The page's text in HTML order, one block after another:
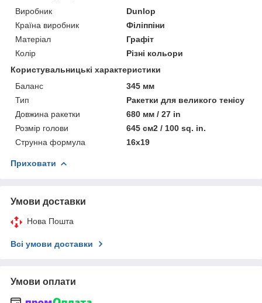
Виробник
Dunlop
Країна виробник
Філіппіни
Матеріал
Графіт
Колір
Різні кольори
Користувальницькі характеристики
Баланс
345 мм
Тип
Ракетки для великого тенісу
Довжина ракетки
680 мм / 27 in
Розмір голови
645 см2 / 100 sq. in.
Струнна формула
16x19
Приховати
Умови доставки
Нова Пошта
Всі умови доставки
Умови оплати